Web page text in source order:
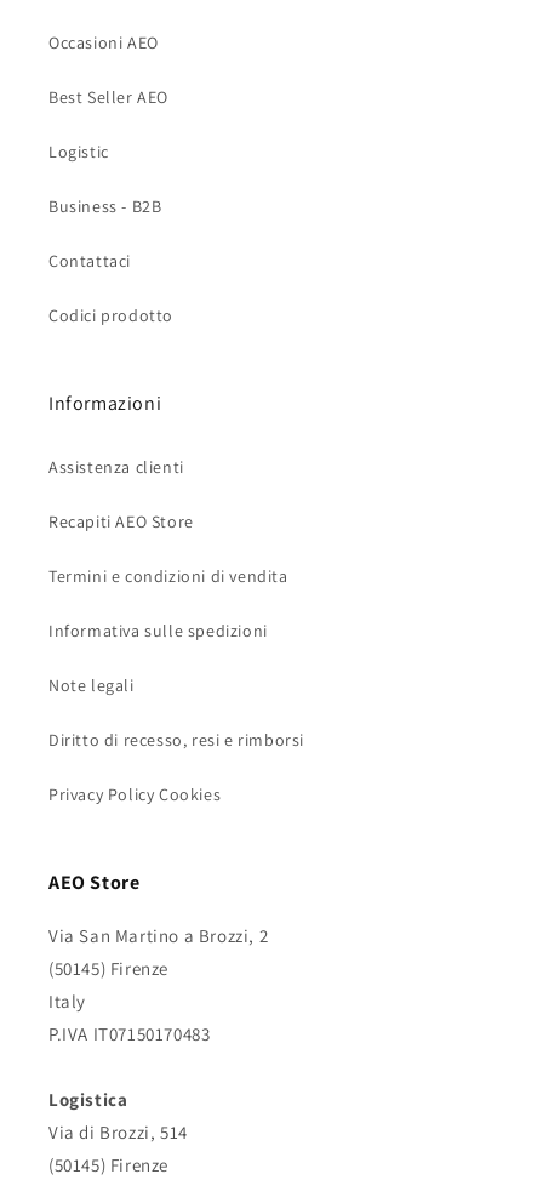
Occasioni AEO
Best Seller AEO
Logistic
Business - B2B
Contattaci
Codici prodotto
Informazioni
Assistenza clienti
Recapiti AEO Store
Termini e condizioni di vendita
Informativa sulle spedizioni
Note legali
Diritto di recesso, resi e rimborsi
Privacy Policy Cookies
AEO Store
Via San Martino a Brozzi, 2
(50145) Firenze
Italy
P.IVA IT07150170483
Logistica
Via di Brozzi, 514
(50145) Firenze